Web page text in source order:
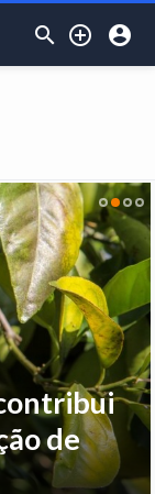
  
de